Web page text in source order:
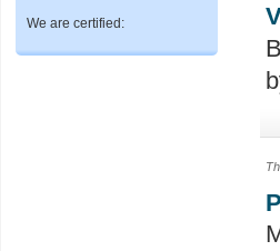
We are certified: